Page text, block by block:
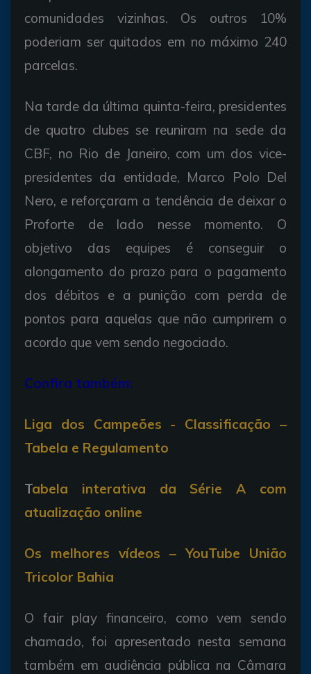
comunidades vizinhas. Os outros 10%
poderiam ser quitados em no máximo 240
parcelas.
Na tarde da última quinta-feira, presidentes
de quatro clubes se reuniram na sede da
CBF, no Rio de Janeiro, com um dos vice-
presidentes da entidade, Marco Polo Del
Nero, e reforçaram a tendência de deixar o
Proforte de lado nesse momento. O
objetivo das equipes é conseguir o
alongamento do prazo para o pagamento
dos débitos e a punição com perda de
pontos para aquelas que não cumprirem o
acordo que vem sendo negociado.
Confira também:
Liga dos Campeões - Classificação –
Tabela e Regulamento
Tabela interativa da Série A com
atualização online
Os melhores vídeos – YouTube União
Tricolor Bahia
O fair play financeiro, como vem sendo
chamado, foi apresentado nesta semana
também em audiência pública na Câmara